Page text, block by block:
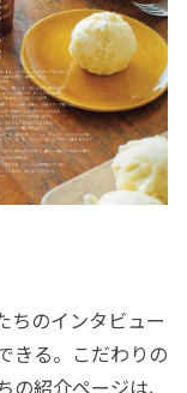
ちのインタビュー
きる。こだわりの